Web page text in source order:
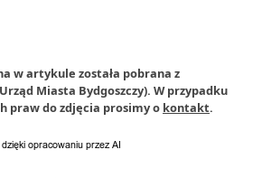
w artykule została pobrana z
Miasta Bydgoszczy). W przypadku
praw do zdjęcia prosimy o kontakt.